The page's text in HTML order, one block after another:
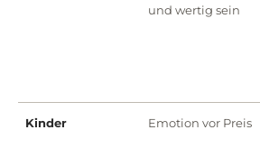
und wertig sein
Kinder Emotion vor Preis